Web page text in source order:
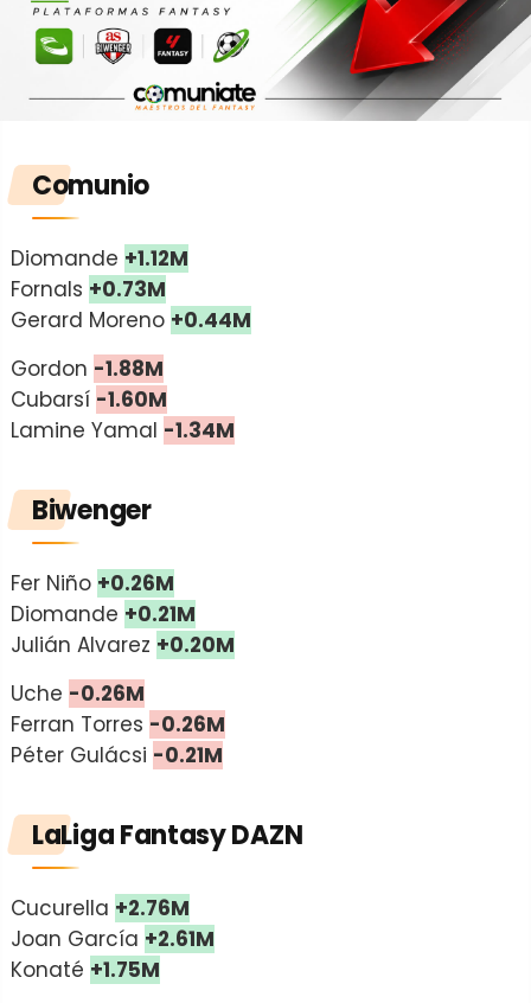
Comunio
Diomande +1.12M
Fornals +0.73M
Gerard Moreno +0.44M
Gordon -1.88M
Cubarsí -1.60M
Lamine Yamal -1.34M
Biwenger
Fer Niño +0.26M
Diomande +0.21M
Julián Alvarez +0.20M
Uche -0.26M
Ferran Torres -0.26M
Péter Gulácsi -0.21M
LaLiga Fantasy DAZN
Cucurella +2.76M
Joan García +2.61M
Konaté +1.75M